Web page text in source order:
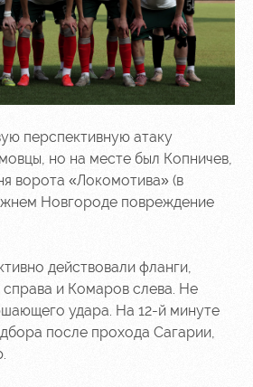
перспективную атаку
но на месте был Копничев,
ворота «Локомотива» (в
Новгороде повреждение
действовали фланги,
и Комаров слева. Не
удара. На 12-й минуте
после прохода Сагарии,